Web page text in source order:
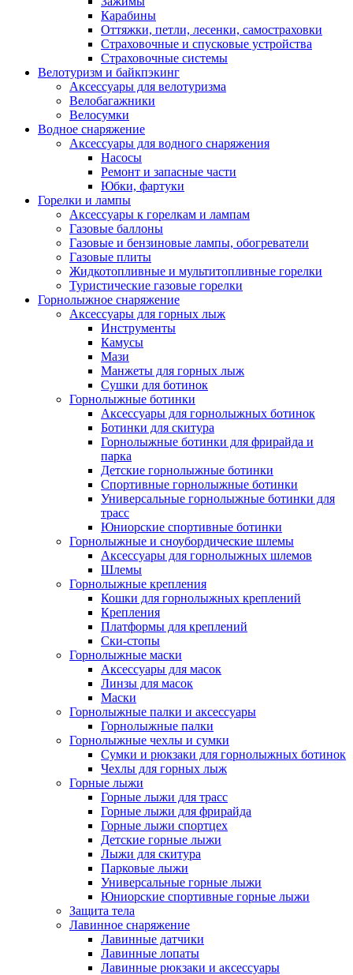
Карабины
Оттяжки, петли, лесенки, самостраховки
Страховочные и спусковые устройства
Страховочные системы
Велотуризм и байкпэкинг
Аксессуары для велотуризма
Велобагажники
Велосумки
Водное снаряжение
Аксессуары для водного снаряжения
Насосы
Ремонт и запасные части
Юбки, фартуки
Горелки и лампы
Аксессуары к горелкам и лампам
Газовые баллоны
Газовые и бензиновые лампы, обогреватели
Газовые плиты
Жидкотопливные и мультитопливные горелки
Туристические газовые горелки
Горнолыжное снаряжение
Аксессуары для горных лыж
Инструменты
Камусы
Мази
Манжеты для горных лыж
Сушки для ботинок
Горнолыжные ботинки
Аксессуары для горнолыжных ботинок
Ботинки для скитура
Горнолыжные ботинки для фрирайда и
парка
Детские горнолыжные ботинки
Спортивные горнолыжные ботинки
Универсальные горнолыжные ботинки для
трасс
Юниорские спортивные ботинки
Горнолыжные и сноубордические шлемы
Аксессуары для горнолыжных шлемов
Шлемы
Горнолыжные крепления
Кошки для горнолыжных креплений
Крепления
Платформы для креплений
Ски-стопы
Горнолыжные маски
Аксессуары для масок
Линзы для масок
Маски
Горнолыжные палки и аксессуары
Горнолыжные палки
Горнолыжные чехлы и сумки
Сумки и рюкзаки для горнолыжных ботинок
Чехлы для горных лыж
Горные лыжи
Горные лыжи для трасс
Горные лыжи для фрирайда
Горные лыжи спортцех
Детские горные лыжи
Лыжи для скитура
Парковые лыжи
Универсальные горные лыжи
Юниорские спортивные горные лыжи
Защита тела
Лавинное снаряжение
Лавинные датчики
Лавинные лопаты
Лавинные рюкзаки и аксессуары